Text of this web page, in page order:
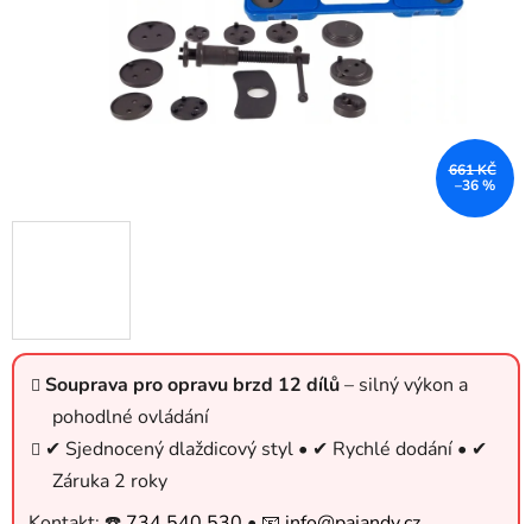
Souprava pro opravu brzd 12 dílů– silný výkon a
pohodlné ovládání
✔ Sjednocený dlaždicový styl • ✔ Rychlé dodání • ✔
Záruka 2 roky
661 KČ
–36 %